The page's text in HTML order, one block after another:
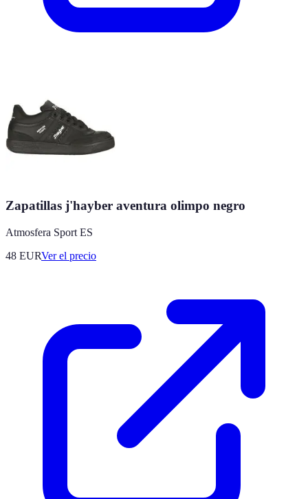
Zapatillas j'hayber aventura olimpo negro
Atmosfera Sport ES
48 EURVer el precio